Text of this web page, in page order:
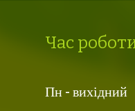
Час
Пн - вихідний